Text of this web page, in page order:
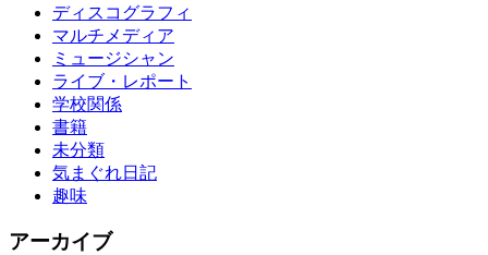
ディスコグラフィ
マルチメディア
ミュージシャン
ライブ・レポート
学校関係
書籍
未分類
気まぐれ日記
趣味
アーカイブ